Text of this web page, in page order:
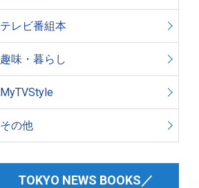
テレビ番組本
趣味・暮らし
MyTVStyle
その他
TOKYO NEWS BOOKS／